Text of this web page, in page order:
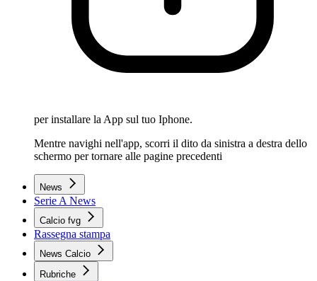
per installare la App sul tuo Iphone.
Mentre navighi nell'app, scorri il dito da sinistra a destra dello
schermo per tornare alle pagine precedenti
News
Serie A News
Calcio fvg
Rassegna stampa
News Calcio
Rubriche